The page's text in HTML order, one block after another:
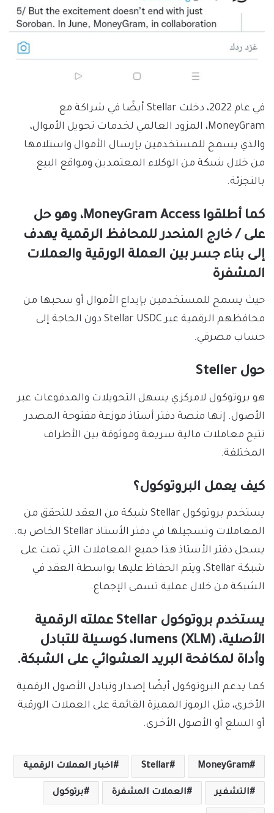
في عام 2022، دخلت Stellar أيضًا في شراكة مع
MoneyGram، المزود العالمي لخدمات تحويل الأموال،
والذي يسمح للمستخدمين بإرسال الأموال واستلامها
من خلال شبكة من الوكلاء المعتمدين ومواقع البيع
بالتجزئة.
كما أطلقوا MoneyGram Access، وهو حل
على / خارج المنحدر للمحافظ الرقمية يهدف
إلى بناء جسر بين العملة الورقية والعملات
المشفرة
حيث يسمح للمستخدمين بإيداع الأموال أو سحبها من
محافظهم الرقمية عبر Stellar USDC دون الحاجة إلى
حساب مصرفي.
حول Steller
هو بروتوكول لامركزي يسهل التحويلات والمدفوعات عبر
الأصول. إنها منصة دفتر أستاذ موزعة مفتوحة المصدر
تتيح معاملات مالية سريعة وموثوقة بين الأطراف
المختلفة.
كيف يعمل البروتوكول؟
يستخدم بروتوكول Stellar شبكة من العقد للتحقق من
المعاملات وتسجيلها في دفتر الأستاذ Stellar الخاص به.
يسجل دفتر الأستاذ هذا جميع المعاملات التي تمت على
شبكة Stellar، ويتم الحفاظ عليها بواسطة العقد في
الشبكة من خلال عملية تسمى الإجماع.
يستخدم بروتوكول Stellar عملته الرقمية
الأصلية، lumens (XLM)، كوسيلة للتبادل
وأداة لمكافحة البريد العشوائي على الشبكة.
كما يدعم البروتوكول أيضًا إصدار وتبادل الأصول الرقمية
الأخرى، مثل الرموز المميزة القائمة على العملات الورقية
أو السلع أو الأصول الأخرى.
MoneyGram
Stellar اخبار العملات الرقمية
التشفير العملات المشفرة برتوكول